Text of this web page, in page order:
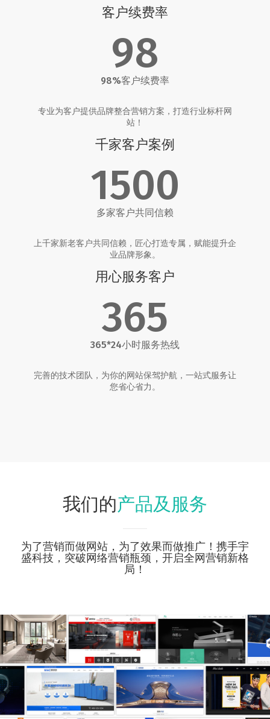
客户续费率
98
98%客户续费率
专业为客户提供品牌整合营销方案，打造行业标杆网
站！
千家客户案例
1500
多家客户共同信赖
上千家新老客户共同信赖，匠心打造专属，赋能提升企
业品牌形象。
用心服务客户
365
365*24小时服务热线
完善的技术团队，为你的网站保驾护航，一站式服务让
您省心省力。
我们的产品及服务
为了营销而做网站，为了效果而做推广！携手宇
盛科技，突破网络营销瓶颈，开启全网营销新格
局！